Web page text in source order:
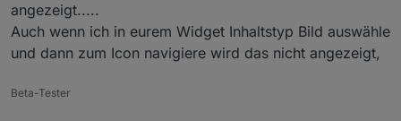
angezeigt.....
Auch wenn ich in eurem Widget Inhaltstyp Bild auswähle
und dann zum Icon navigiere wird das nicht angezeigt,
Beta-Tester